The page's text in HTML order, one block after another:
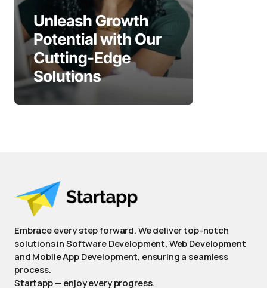
Embrace every step forward. We deliver top-notch
solutions in Software Development, Web Development
and Mobile App Development, ensuring a seamless
process.
Startapp — enjoy every progress.